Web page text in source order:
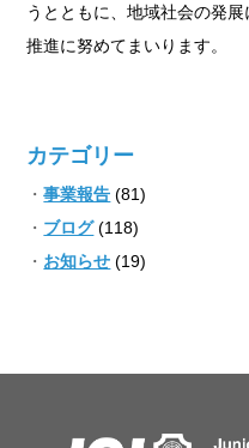
うとともに、地域社会の発
推進に努めてまいります。
カテゴリー
事業報告 (81)
ブログ(118)
お知らせ (19)